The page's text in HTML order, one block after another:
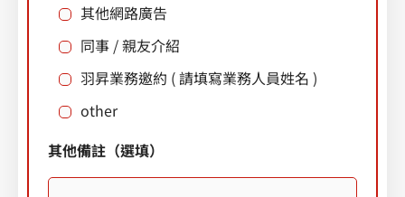
t
a
t
e
+
其他網路廣告
同事 / 親友介紹
羽昇業務邀約 ( 請填寫業務人員姓名 )
other
E
m
*
I
其他備註（選填）